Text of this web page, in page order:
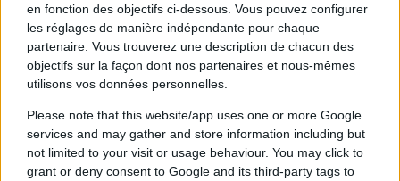
en fonction des objectifs ci-dessous. Vous pouvez configurer
les réglages de manière indépendante pour chaque
partenaire. Vous trouverez une description de chacun des
objectifs sur la façon dont nos partenaires et nous-mêmes
utilisons vos données personnelles.
Please note that this website/app uses one or more Google
services and may gather and store information including but
not limited to your visit or usage behaviour. You may click to
grant or deny consent to Google and its third-party tags to